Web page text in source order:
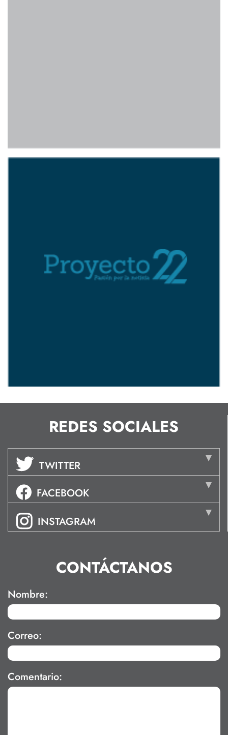
REDES SOCIALES
TWITTER
FACEBOOK
INSTAGRAM
CONTÁCTANOS
Nombre:
Correo:
Comentario: